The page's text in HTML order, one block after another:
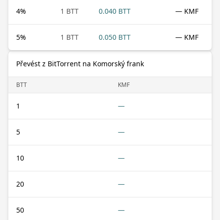
4% 1 BTT 0.040 BTT — KMF
5% 1 BTT 0.050 BTT — KMF
Převést z BitTorrent na Komorský frank
BTT KMF
1 —
5 —
10 —
20 —
50 —